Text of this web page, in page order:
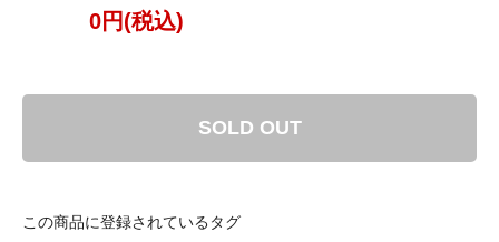
0円(税込)
SOLD OUT
この商品に登録されているタグ